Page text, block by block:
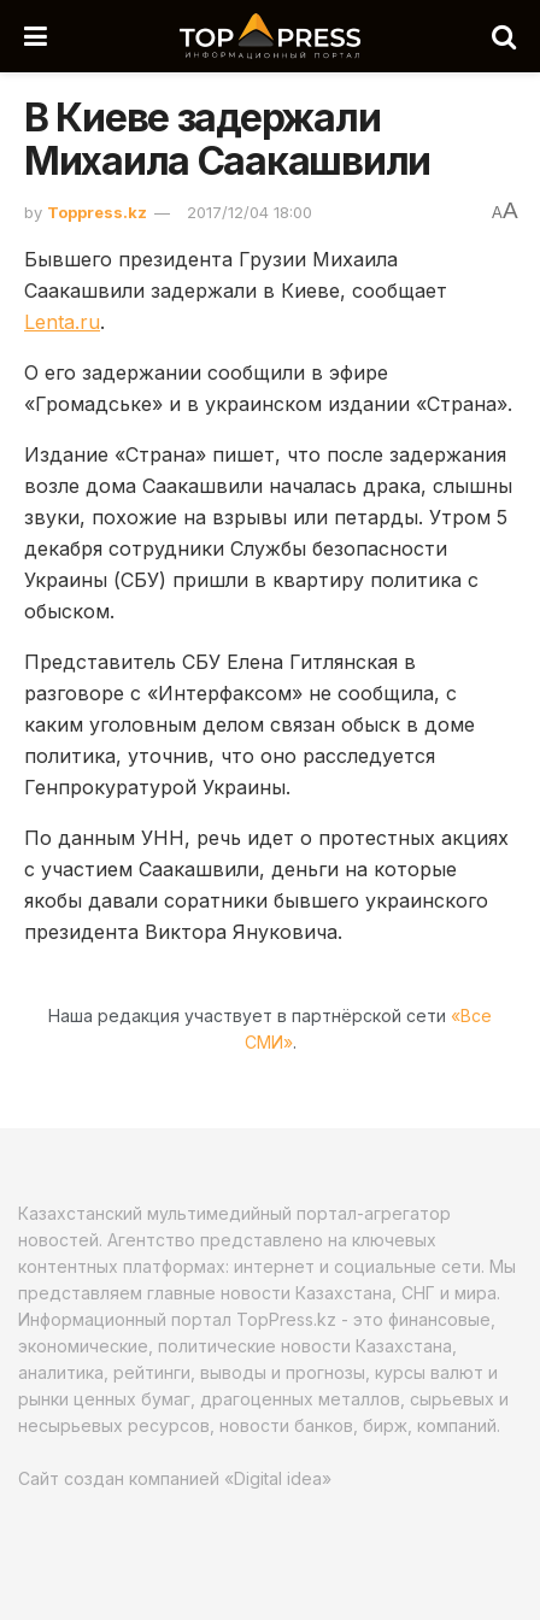
В Киеве задержали
Михаила Саакашвили
by Toppress.kz 2017/12/04 18:00 AA
Бывшего президента Грузии Михаила
Саакашвили задержали в Киеве, сообщает
Lenta.ru.
О его задержании сообщили в эфире
«Громадське» и в украинском издании «Страна».
Издание «Страна» пишет, что после задержания
возле дома Саакашвили началась драка, слышны
звуки, похожие на взрывы или петарды. Утром 5
декабря сотрудники Службы безопасности
Украины (СБУ) пришли в квартиру политика с
обыском.
Представитель СБУ Елена Гитлянская в
разговоре с «Интерфаксом» не сообщила, с
каким уголовным делом связан обыск в доме
политика, уточнив, что оно расследуется
Генпрокуратурой Украины.
По данным УНН, речь идет о протестных акциях
с участием Саакашвили, деньги на которые
якобы давали соратники бывшего украинского
президента Виктора Януковича.
Наша редакция участвует в партнёрской сети «Все
СМИ».
Казахстанский мультимедийный портал-агрегатор
новостей. Агентство представлено на ключевых
контентных платформах: интернет и социальные сети. Мы
представляем главные новости Казахстана, СНГ и мира.
Информационный портал TopPress.kz - это финансовые,
экономические, политические новости Казахстана,
аналитика, рейтинги, выводы и прогнозы, курсы валют и
рынки ценных бумаг, драгоценных металлов, сырьевых и
несырьевых ресурсов, новости банков, бирж, компаний.
Сайт создан компанией «Digital idea»